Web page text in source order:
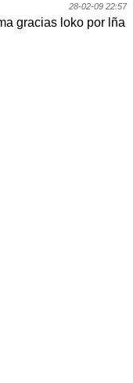
28-02-09 22:57
gracias loko por lña